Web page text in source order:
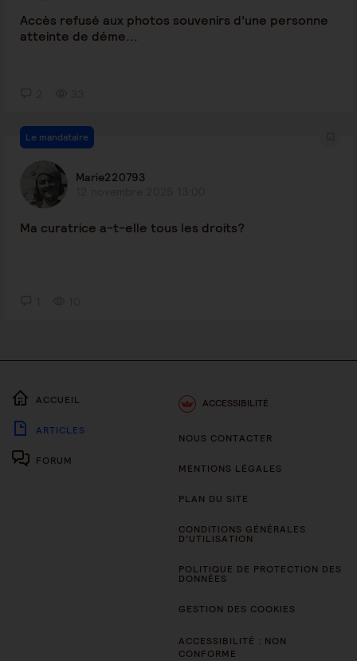
Accès refusé aux photos souvenirs d’une personne
atteinte de déme...
Le mandataire
Marie220793
Ma curatrice a-t-elle tous les droits?
ACCUEIL
ARTICLES
FORUM
ACCESSIBILITÉ
NOUS CONTACTER
MENTIONS LÉGALES
PLAN DU SITE
CONDITIONS GÉNÉRALES
D’UTILISATION
POLITIQUE DE PROTECTION DES
DONNÉES
GESTION DES COOKIES
ACCESSIBILITÉ : NON
CONFORME